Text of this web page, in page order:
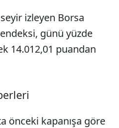
seyir izleyen Borsa
günü yüzde
14.012,01 puandan
önceki kapanışa göre